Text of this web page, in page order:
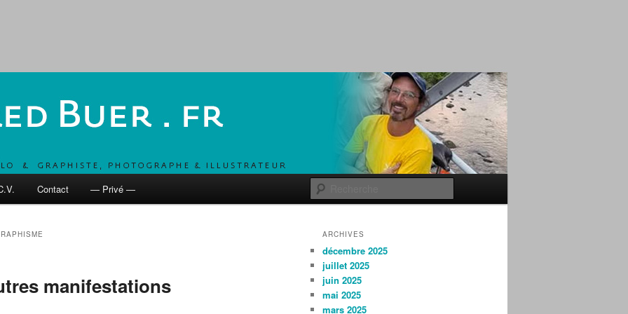
fr
UN COMBO POUR DÉVELOPPER LES MOBILITÉS ACTIVES
Contact — Privé —
manifestations
ARCHIVES
décembre 2025
juillet 2025
juin 2025
mai 2025
mars 2025